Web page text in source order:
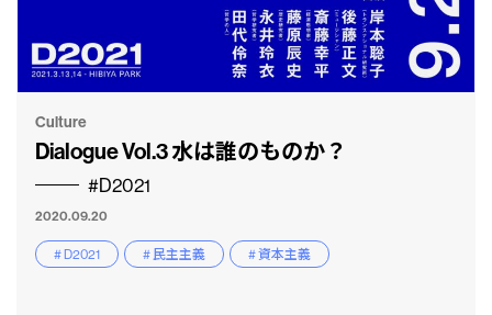
Culture
Dialogue Vol.3 水は誰のものか？
#D2021
2020.09.20
# D2021 # 民主主義 # 資本主義